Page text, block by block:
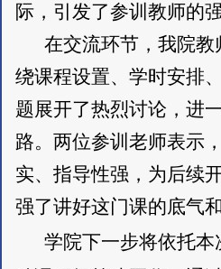
际，引发了参训教师的
在交流环节，我院教
绕课程设置、学时安排
题展开了热烈讨论，进
路。两位参训老师表示
实、指导性强，为后续
强了讲好这门课的底气和
学院下一步将依托